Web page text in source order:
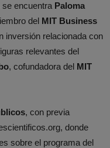
encuentra Paloma
del MIT Business
inversión relacionada con
relevantes del
, cofundadora del MIT
, con previa
donde
sobre el programa del